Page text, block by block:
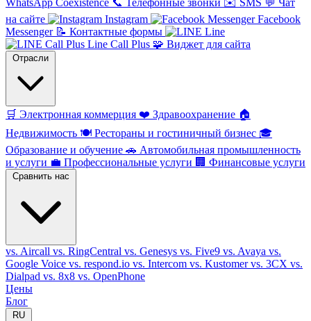
WhatsApp Coexistence 📞 Телефонные звонки ✉️ SMS 💬 Чат
на сайте
Instagram
Facebook
Messenger 📝 Контактные формы
Line
Line Call Plus 🧩 Виджет для сайта
Отрасли
🛒 Электронная коммерция ❤️ Здравоохранение 🏠
Недвижимость 🍽️ Рестораны и гостиничный бизнес 🎓
Образование и обучение 🚗 Автомобильная промышленность
и услуги 💼 Профессиональные услуги 🏢 Финансовые услуги
Сравнить нас
vs. Aircall vs. RingCentral vs. Genesys vs. Five9 vs. Avaya vs.
Google Voice vs. respond.io vs. Intercom vs. Kustomervs. 3CX vs.
Dialpad vs. 8x8 vs. OpenPhone
Цены
Блог
RU